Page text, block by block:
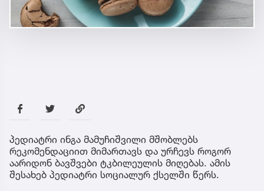
პედიატრი ინგა მამუჩიშვილი მშობლებს
რეკომენდაციით მიმართავს და ურჩევს როგორ
აარიდონ ბავშვები ტკბილეულის მიღებას. ამის
შესახებ პედიატრი სოციალურ ქსელში წერს.